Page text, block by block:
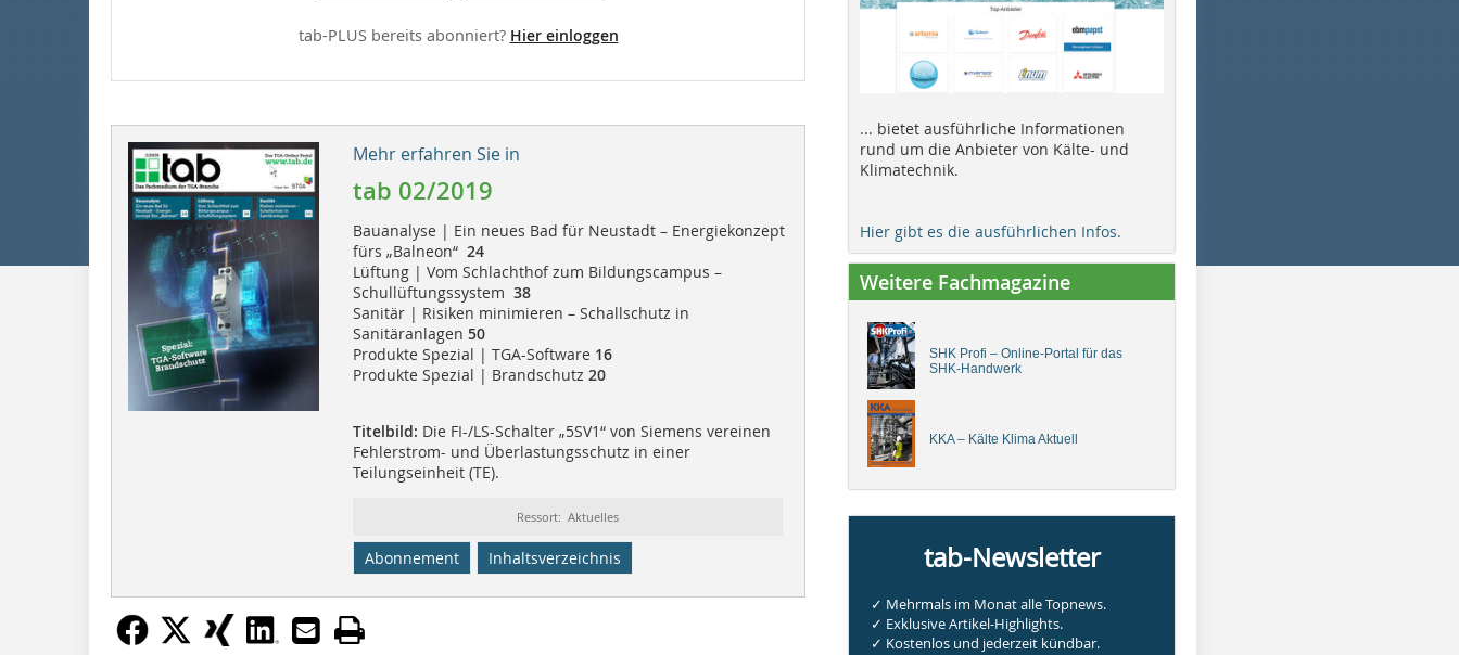
tab-PLUS bereits abonniert? Hier einloggen
Mehr erfahren Sie in
tab 02/2019
Bauanalyse | Ein neues Bad für Neustadt – Energiekonzept
fürs „Balneon“ 24
Lüftung | Vom Schlachthof zum Bildungscampus –
Schullüftungssystem 38
Sanitär | Risiken minimieren – Schallschutz in
Sanitäranlagen 50
Produkte Spezial | TGA-Software 16
Produkte Spezial | Brandschutz 20
Titelbild: Die FI-/LS-Schalter „5SV1“ von Siemens vereinen
Fehlerstrom- und Überlastungsschutz in einer
Teilungseinheit (TE).
Ressort: Aktuelles
Abonnement Inhaltsverzeichnis
... bietet ausführliche Informationen
rund um die Anbieter von Kälte- und
Klimatechnik.
Hier gibt es die ausführlichen Infos.
Weitere Fachmagazine
SHK Profi – Online-Portal für das
SHK-Handwerk
KKA – Kälte Klima Aktuell
tab-Newsletter
✓ Mehrmals im Monat alle Topnews.
✓ Exklusive Artikel-Highlights.
✓ Kostenlos und jederzeit kündbar.